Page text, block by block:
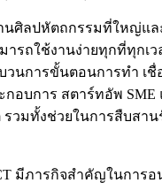
านศิลปหัตถกรรมที่ให
ใช้งานง่ายทุกที่ทุกเวล
นการขั้นตอนการทำ เ
บการ สตาร์ทอัพ SME
วมทั้งช่วยในการสืบสา
มีภารกิจสำคัญในการ